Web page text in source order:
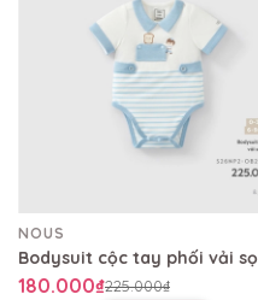
NOUS
180.000₫225.000₫